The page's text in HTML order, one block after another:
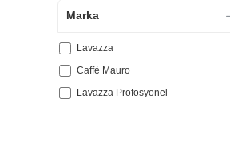
Marka
Lavazza
Caffè Mauro
Lavazza Profosyonel